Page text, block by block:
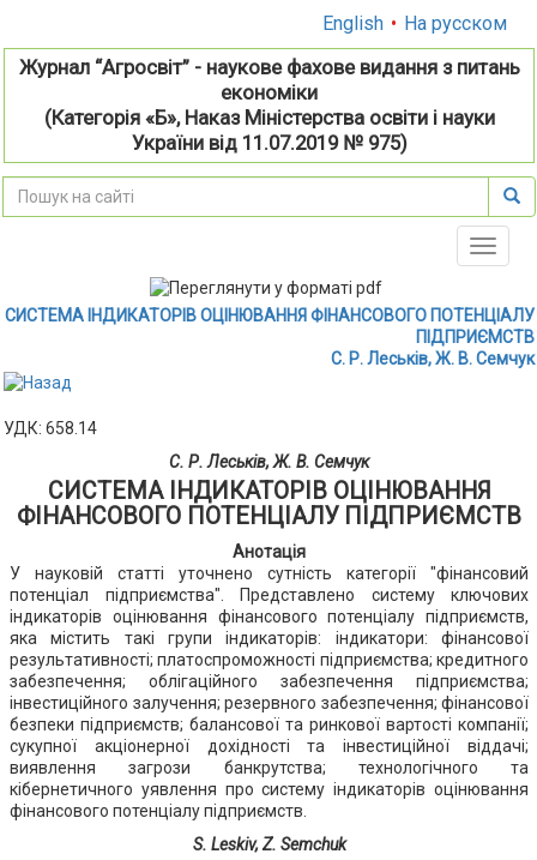
English • На русском
Журнал “Агросвіт” - наукове фахове видання з питань
економіки
(Категорія «Б», Наказ Міністерства освіти і науки
України від 11.07.2019 № 975)
Toggle
СИСТЕМА ІНДИКАТОРІВ ОЦІНЮВАННЯ ФІНАНСОВОГО ПОТЕНЦІАЛУ
ПІДПРИЄМСТВ
С. Р. Леськів, Ж. В. Семчук
УДК: 658.14
С. Р. Леськів, Ж. В. Семчук
СИСТЕМА ІНДИКАТОРІВ ОЦІНЮВАННЯ
ФІНАНСОВОГО ПОТЕНЦІАЛУ ПІДПРИЄМСТВ
Анотація
У науковій статті уточнено сутність категорії "фінансовий
потенціал підприємства". Представлено систему ключових
індикаторів оцінювання фінансового потенціалу підприємств,
яка містить такі групи індикаторів: індикатори: фінансової
результативності; платоспроможності підприємства; кредитного
забезпечення; облігаційного забезпечення підприємства;
інвестиційного залучення; резервного забезпечення; фінансової
безпеки підприємств; балансової та ринкової вартості компанії;
сукупної акціонерної дохідності та інвестиційної віддачі;
виявлення загрози банкрутства; технологічного та
кібернетичного уявлення про систему індикаторів оцінювання
фінансового потенціалу підприємств.
S. Leskіv, Z. Semchuk